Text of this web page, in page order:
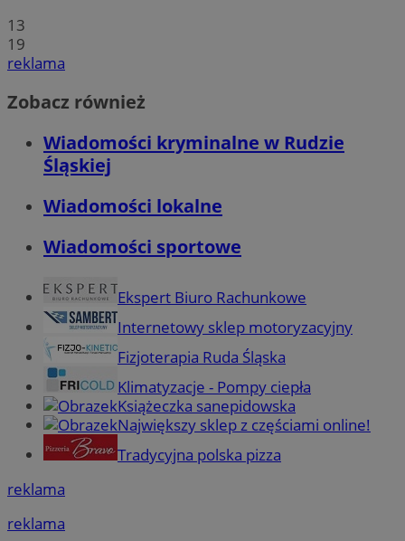
13
19
reklama
Zobacz również
Wiadomości kryminalne w Rudzie
Śląskiej
Wiadomości lokalne
Wiadomości sportowe
Ekspert Biuro Rachunkowe
Internetowy sklep motoryzacyjny
Fizjoterapia Ruda Śląska
Klimatyzacje - Pompy ciepła
Książeczka sanepidowska
Największy sklep z częściami online!
Tradycyjna polska pizza
reklama
reklama